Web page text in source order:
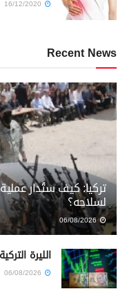
Recent News
تركيا: كيف ستُدار
لسلاحه؟
06/08/2026
الليرة